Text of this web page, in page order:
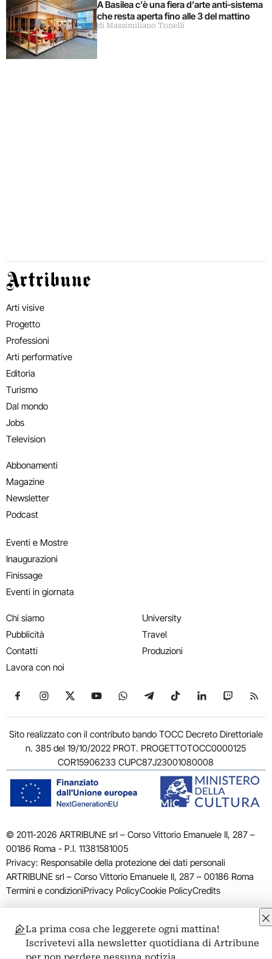
A Basilea c’è una fiera d’arte anti-sistema
che resta aperta fino alle 3 del mattino
di Massimiliano Tonelli
Artribune
Arti visive
Progetto
Professioni
Arti performative
Editoria
Turismo
Dal mondo
Jobs
Television
Abbonamenti
Magazine
Newsletter
Podcast
Eventi e Mostre
Inaugurazioni
Finissage
Eventi in giornata
Chi siamo
Pubblicità
Contatti
Lavora con noi
University
Travel
Produzioni
Seguici su Facebook
Seguici su Instagram
Seguici su X
Seguici su YouTube
Seguici su WhatsApp
Seguici su Telegram
Seguici su TikTok
Seguici su
Seguici
Sito realizzato con il contributo bando TOCC Decreto Direttoriale
n. 385 del 19/10/2022 PROT. PROGETTOTOCC0000125
COR15906233 CUPC87J23001080008
© 2011-2026 ARTRIBUNE srl – Corso Vittorio Emanuele II, 287 –
00186 Roma - P.I. 11381581005
Privacy: Responsabile della protezione dei dati personali
ARTRIBUNE srl – Corso Vittorio Emanuele II, 287 – 00186 Roma
Termini e condizioniPrivacy PolicyCookie PolicyCredits
La prima cosa che leggerete ogni mattina!
Iscrivetevi alla newsletter quotidiana di Artribune